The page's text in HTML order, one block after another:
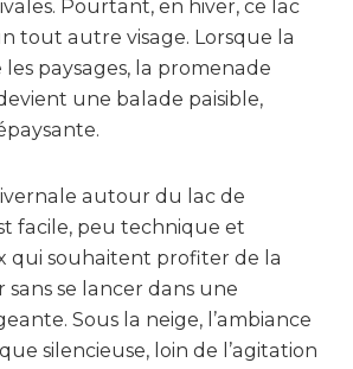
Pourtant, en hiver, ce lac
tout autre visage. Lorsque la
paysages, la promenade
une balade paisible,
autour du lac de
facile, peu technique et
qui souhaitent profiter de la
se lancer dans une
Sous la neige, l’ambiance
silencieuse, loin de l’agitation